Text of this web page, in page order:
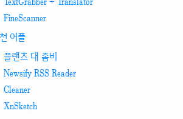
FineScanner
어플
플랜츠 대 좀비
Newsify RSS Reader
Cleaner
XnSketch